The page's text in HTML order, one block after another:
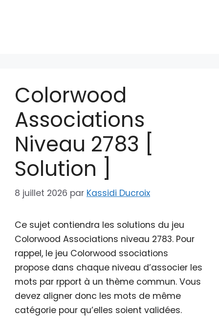
Colorwood
Associations
Niveau 2783 [
Solution ]
8 juillet 2026 par Kassidi Ducroix
Ce sujet contiendra les solutions du jeu
Colorwood Associations niveau 2783. Pour
rappel, le jeu Colorwood ssociations
propose dans chaque niveau d’associer les
mots par rpport à un thème commun. Vous
devez aligner donc les mots de même
catégorie pour qu’elles soient validées.